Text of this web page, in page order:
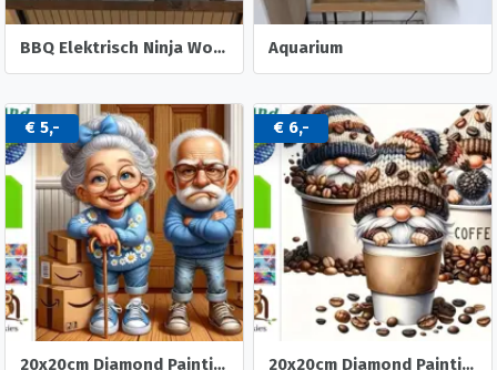
BBQ Elektrisch Ninja Woodfire XL PRO. Aquarium
€ 5,-
20x20cm Diamond Painting oud stel dozen (rond) nr 518
€ 6,-
20x20cm Diamond Painting koffie kabouters (rond) nr 516